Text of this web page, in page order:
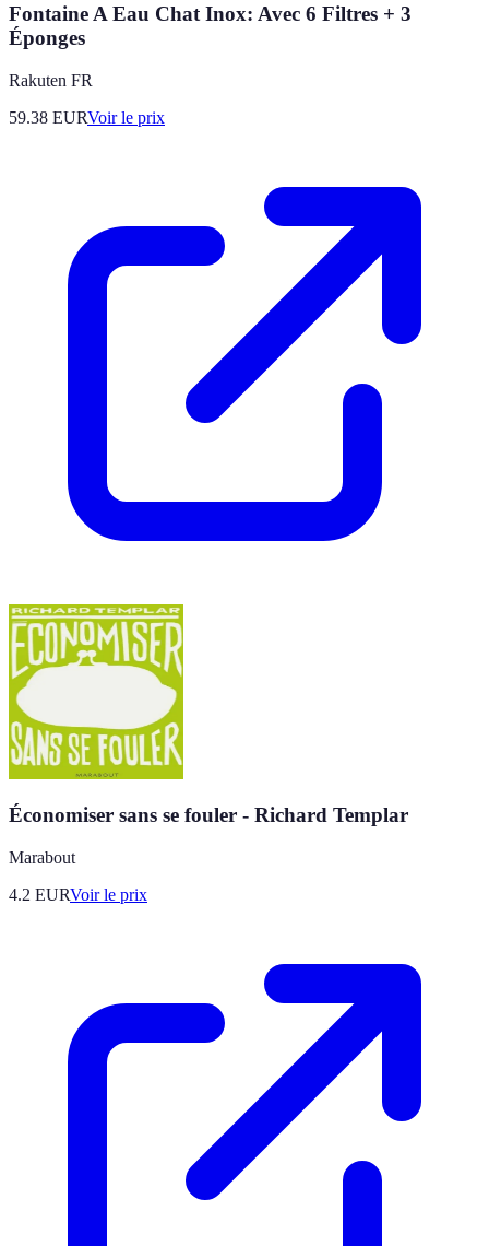
Fontaine A Eau Chat Inox: Avec 6 Filtres + 3
Éponges
Rakuten FR
59.38 EURVoir le prix
Économiser sans se fouler - Richard Templar
Marabout
4.2 EURVoir le prix